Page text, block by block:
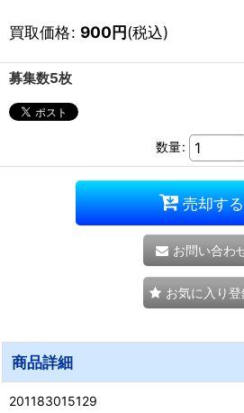
買取価格: 900円(税込)
募集数5枚
数量:
売却する
お問い合わ
お気に入り登
商品詳細
201183015129